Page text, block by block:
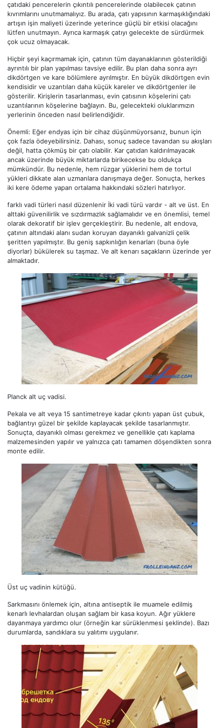
çatıdaki pencerelerin çıkıntılı pencerelerinde olabilecek çatının
kıvrımlarını unutmamalıyız. Bu arada, çatı yapısının karmaşıklığındaki
artışın işin maliyeti üzerinde yeterince güçlü bir etkisi olacağını
lütfen unutmayın. Ayrıca karmaşık çatıyı gelecekte de sürdürmek
çok ucuz olmayacak.
Hiçbir şeyi kaçırmamak için, çatının tüm dayanaklarının gösterildiği
ayrıntılı bir plan yapılması tavsiye edilir. Bu plan daha sonra ayrı
dikdörtgen ve kare bölümlere ayrılmıştır. En büyük dikdörtgen evin
kendisidir ve uzantıları daha küçük kareler ve dikdörtgenler ile
gösterilir. Kirişlerin tasarlanması, evin çatısının köşelerini çatı
uzantılarının köşelerine bağlayın. Bu, gelecekteki oluklarımızın
yerlerinin önceden nasıl belirlendiğidir.
Önemli: Eğer endyas için bir cihaz düşünmüyorsanız, bunun için
çok fazla ödeyebilirsiniz. Dahası, sonuç sadece tavandan su akışları
değil, hatta çökmüş bir çatı olabilir. Kar çatıdan kaldırılmayacak
ancak üzerinde büyük miktarlarda birikecekse bu oldukça
mümkündür. Bu nedenle, hem rüzgar yüklerini hem de tortul
yükleri dikkate alan uzmanlara danışmaya değer. Sonuçta, herkes
iki kere ödeme yapan ortalama hakkındaki sözleri hatırlıyor.
farklı vadi türleri nasıl düzenlenir İki vadi türü vardır - alt ve üst. En
alttaki güvenilirlik ve sızdırmazlık sağlamalıdır ve en önemlisi, temel
olarak dekoratif bir işlev gerçekleştirir. Bu nedenle, alt endova,
çatının altındaki alanı sudan koruyan dayanıklı galvanizli çelik
şeritten yapılmıştır. Bu geniş sapkınlığın kenarları (buna öyle
diyorlar) bükülerek su taşmaz. Ve alt kenarı saçakların üzerinde yer
almaktadır.
Planck alt uç vadisi.
Pekala ve alt veya 15 santimetreye kadar çıkıntı yapan üst çubuk,
bağlantıyı güzel bir şekilde kaplayacak şekilde tasarlanmıştır.
Sonuçta, dayanıklı olması gerekmez ve genellikle çatı kaplama
malzemesinden yapılır ve yalnızca çatı tamamen döşendikten sonra
monte edilir.
Üst uç vadinin kütüğü.
Sarkmasını önlemek için, altına antiseptik ile muamele edilmiş
kenarlı levhalardan oluşan sağlam bir kasa koyun. Ağır yüklere
dayanmaya yardımcı olur (örneğin kar sürüklenmesi şeklinde). Bazı
durumlarda, sandıklara su yalıtımı uygulanır.